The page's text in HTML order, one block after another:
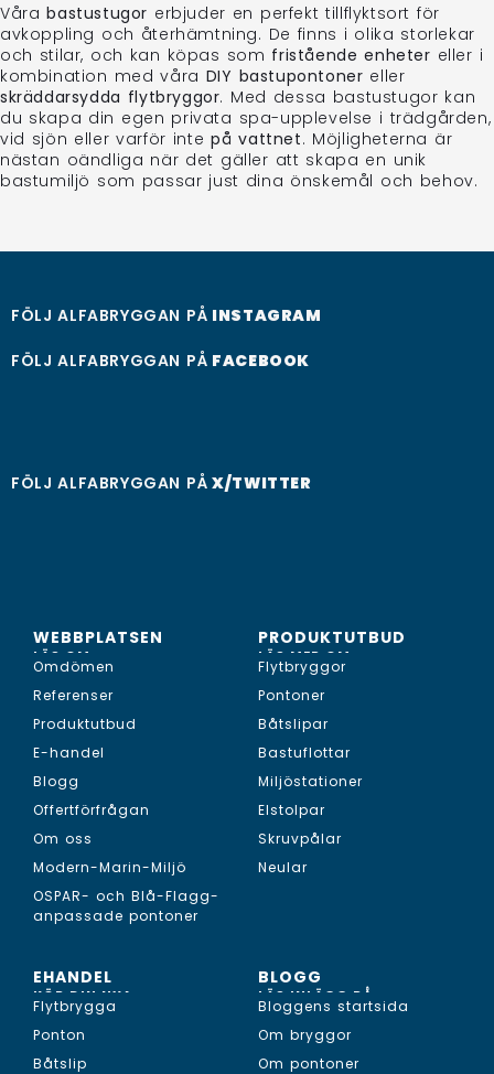
Vårabastustugor erbjuder en perfekt tillflyktsort för
avkoppling och återhämtning. De finns i olika storlekar
och stilar, och kan köpas som fristående enheter eller i
kombination med våra DIY bastupontoner eller
skräddarsydda flytbryggor. Med dessa bastustugor kan
du skapa din egen privata spa-upplevelse i trädgården,
vid sjön eller varför intepå vattnet. Möjligheterna är
nästan oändliga när det gäller att skapa en unik
bastumiljö som passar just dina önskemål och behov.
FÖLJ ALFABRYGGAN PÅ INSTAGRAM
FÖLJ ALFABRYGGAN PÅ FACEBOOK
FÖLJ ALFABRYGGAN PÅ X/TWITTER
WEBBPLATSEN
LÄS OM...
Omdömen
Referenser
Produktutbud
E-handel
Blogg
Offertförfrågan
Om oss
Modern-Marin-Miljö
OSPAR- och Blå-Flagg-
anpassade pontoner
PRODUKTUTBUD
LÄS MER OM...
Flytbryggor
Pontoner
Båtslipar
Bastuflottar
Miljöstationer
Elstolpar
Skruvpålar
Neular
EHANDEL
KÖP DIN NYA...
Flytbrygga
Ponton
Båtslip
BLOGG
LÄS INLÄGG PÅ...
Bloggens startsida
Om bryggor
Om pontoner